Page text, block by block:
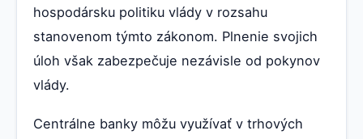
hospodársku politiku vlády v rozsahu
stanovenom týmto zákonom. Plnenie svojich
úloh však zabezpečuje nezávisle od pokynov
vlády.
Centrálne banky môžu využívať v trhových